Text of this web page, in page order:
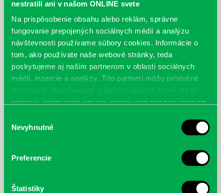
nestratili ani v našom ONLINE svete
Na prispôsobenie obsahu alebo reklám, správne
fungovanie prepojených sociálnych médií a analýzu
návštevnosti používame súbory cookies. Informácie o
tom, ako používate naše webové stránky, teda
poskytujeme aj našim partnerom v oblasti sociálnych
médií, inzercie a analýzy. Títo partneri môžu príslušné
informácie skombinovať s ďalšími údajmi, ktoré ste im
poskytli, alebo ktoré od vás získali, keď ste používali ich
súhlasu
Nevyhnutné
Preferencie
Štatistiky
cyklistu modernej doby: